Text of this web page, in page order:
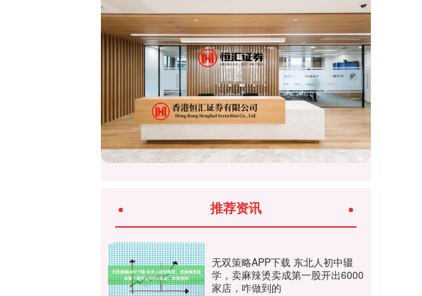
推荐资讯
无双策略APP下载 东北人初中辍
学，卖麻辣烫卖成第一股开出6000
家店，咋做到的